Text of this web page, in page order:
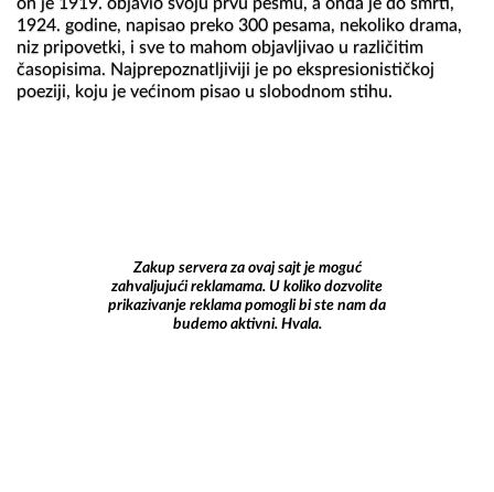
1924. godine, napisao preko 300 pesama, nekoliko drama,
niz pripovetki, i sve to mahom objavljivao u različitim
časopisima. Najprepoznatljiviji je po ekspresionističkoj
poeziji, koju je većinom pisao u slobodnom stihu.
Zakup servera za ovaj sajt je moguć
zahvaljujući reklamama. U koliko dozvolite
prikazivanje reklama pomogli bi ste nam da
budemo aktivni. Hvala.